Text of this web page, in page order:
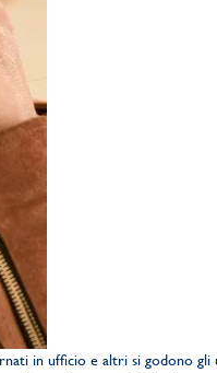
in ufficio e altri si godono